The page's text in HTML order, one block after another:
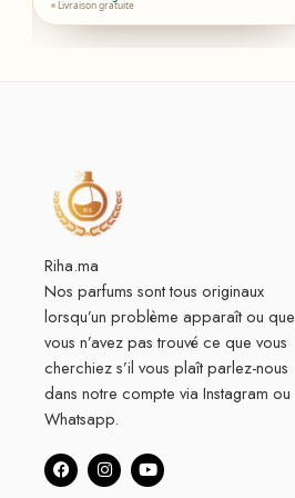
Livraison gratuite
Riha.ma
Nos parfums sont tous originaux
lorsqu’un problème apparaît ou que
vous n’avez pas trouvé ce que vous
cherchiez s’il vous plaît parlez-nous
dans notre compte via Instagram ou
Whatsapp.